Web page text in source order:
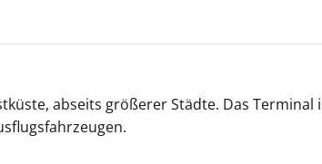
abseits größerer Städte. Das